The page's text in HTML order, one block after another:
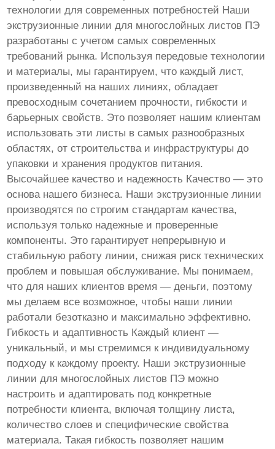
технологии для современных потребностей Наши
экструзионные линии для многослойных листов ПЭ
разработаны с учетом самых современных
требований рынка. Используя передовые технологии
и материалы, мы гарантируем, что каждый лист,
произведенный на наших линиях, обладает
превосходным сочетанием прочности, гибкости и
барьерных свойств. Это позволяет нашим клиентам
использовать эти листы в самых разнообразных
областях, от строительства и инфраструктуры до
упаковки и хранения продуктов питания.
Высочайшее качество и надежность Качество — это
основа нашего бизнеса. Наши экструзионные линии
производятся по строгим стандартам качества,
используя только надежные и проверенные
компоненты. Это гарантирует непрерывную и
стабильную работу линии, снижая риск технических
проблем и повышая обслуживание. Мы понимаем,
что для наших клиентов время — деньги, поэтому
мы делаем все возможное, чтобы наши линии
работали безотказно и максимально эффективно.
Гибкость и адаптивность Каждый клиент —
уникальный, и мы стремимся к индивидуальному
подходу к каждому проекту. Наши экструзионные
линии для многослойных листов ПЭ можно
настроить и адаптировать под конкретные
потребности клиента, включая толщину листа,
количество слоев и специфические свойства
материала. Такая гибкость позволяет нашим